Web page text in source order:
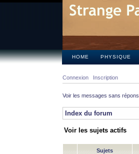
HOME PHYSIQUE
Connexion Inscription
Voir les messages sans
Index du forum
Voir les sujets actifs
Sujets